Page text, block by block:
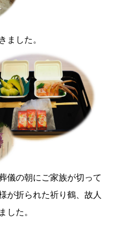
ました。
儀の朝にご家族が切って
が折られた祈り鶴、故人
した。